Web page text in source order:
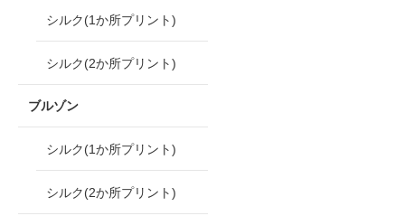
シルク(1か所プリント)
シルク(2か所プリント)
ブルゾン
シルク(1か所プリント)
シルク(2か所プリント)